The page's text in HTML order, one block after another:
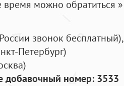
время можно обратиться
звонок бесплатный),
Петербург)
добавочный номер: 3533